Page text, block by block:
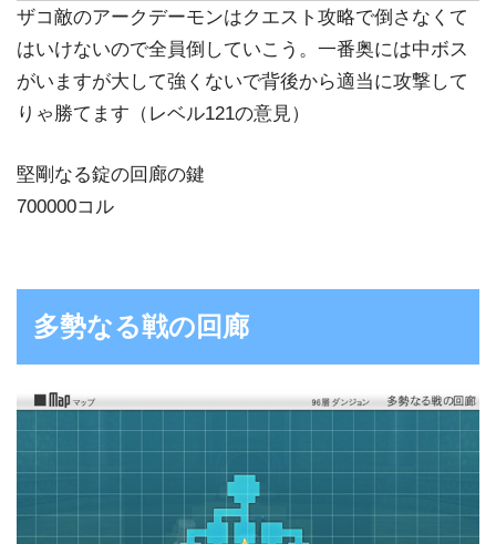
ザコ敵のアークデーモンはクエスト攻略で倒さなくて
はいけないので全員倒していこう。一番奥には中ボス
がいますが大して強くないで背後から適当に攻撃して
りゃ勝てます（レベル121の意見）
堅剛なる錠の回廊の鍵
700000コル
多勢なる戦の回廊